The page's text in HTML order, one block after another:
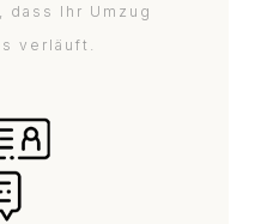
dass Ihr Umzug
verläuft.